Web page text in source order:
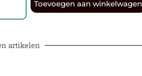
Toevoegen aan winkelwagen
artikelen